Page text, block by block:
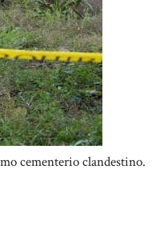
cementerio clandestino.